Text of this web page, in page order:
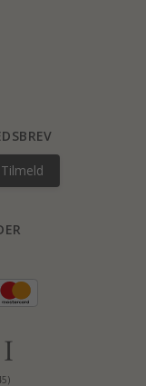
Tilmeld